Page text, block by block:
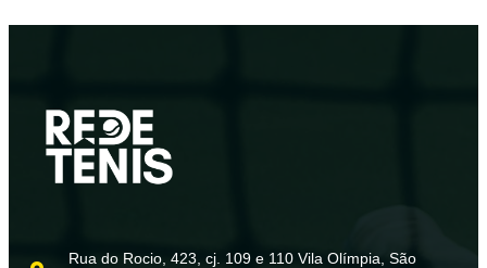
Rua do Rocio, 423, cj. 109 e 110 Vila Olímpia, São